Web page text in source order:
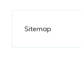
Sitemap